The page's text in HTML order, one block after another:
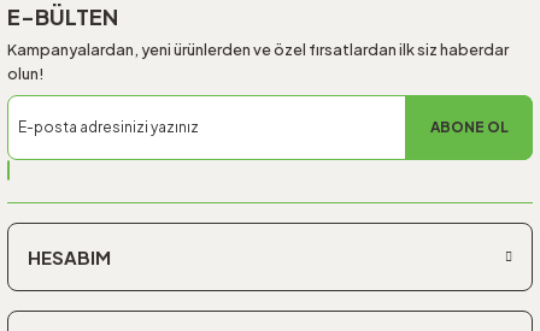
E-BÜLTEN
Kampanyalardan, yeni ürünlerden ve özel fırsatlardan ilk siz haberdar
olun!
ABONE OL
HESABIM